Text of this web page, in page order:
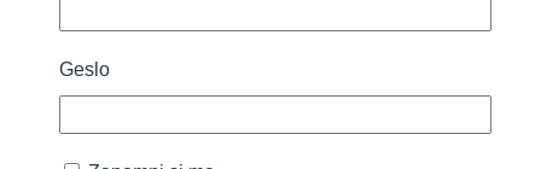
Energy
Energijski
Gel
Geslo